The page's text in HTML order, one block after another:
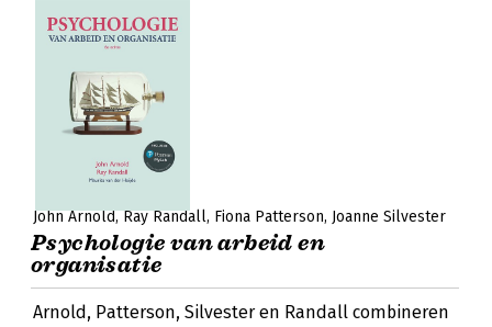
John Arnold Ray Randall Fiona Patterson Joanne Silvester
Psychologie van arbeid en
organisatie
Arnold, Patterson, Silvester en Randall combineren